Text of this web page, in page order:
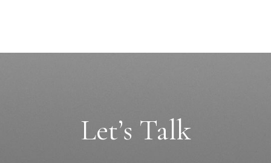
Let’s Talk